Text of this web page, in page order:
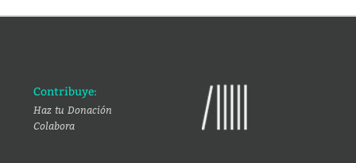
Contribuye:
Haz tu Donación
Colabora